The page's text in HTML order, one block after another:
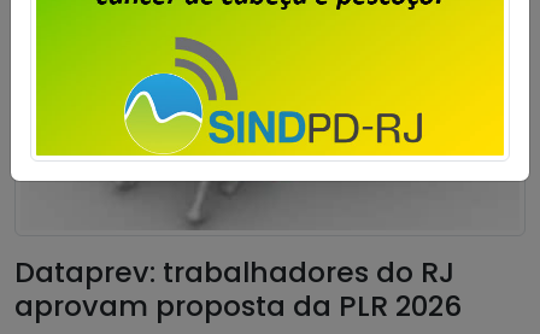
Dataprev: trabalhadores do RJ
aprovam proposta da PLR 2026